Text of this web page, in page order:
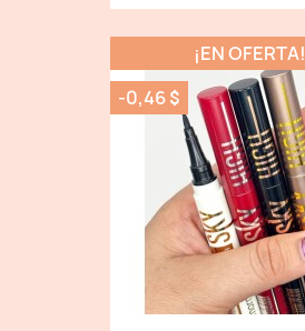
¡EN OFERTA!
-0,46 $